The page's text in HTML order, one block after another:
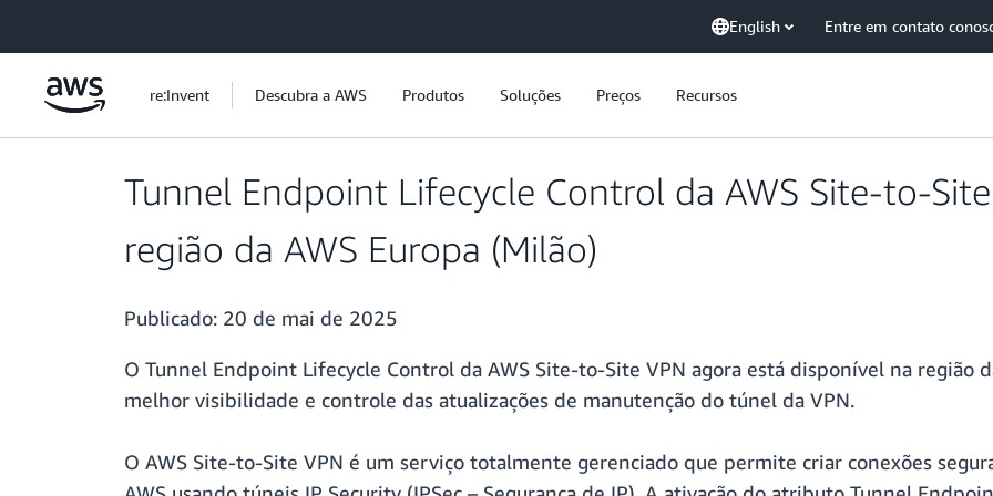
English Entre em contato
re:Invent Descubra a AWS Produtos Soluções Preços Recursos
Tunnel Endpoint Lifecycle Control da AWS Site-to-
região da AWS Europa (Milão)
Publicado: 20 de mai de 2025
O Tunnel Endpoint Lifecycle Control da AWS Site-to-Site VPN agora está disponível na região
melhor visibilidade e controle das atualizações de manutenção do túnel da VPN.
O AWS Site-to-Site VPN é um serviço totalmente gerenciado que permite criar conexões